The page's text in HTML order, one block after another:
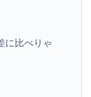
に比べりゃ